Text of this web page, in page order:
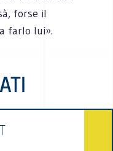
forse il
farlo lui».